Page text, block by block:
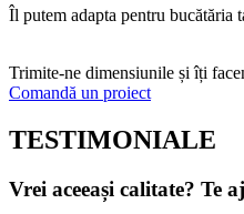
Îl putem adapta pentru bucătăria
Trimite-ne dimensiunile și îți
Comandă un proiect
TESTIMONIALE
Vrei aceeași calitate? Te